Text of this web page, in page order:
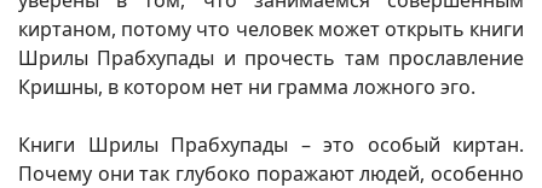
киртаном, потому что человек может открыть книги
Шрилы Прабхупады и прочесть там прославление
Кришны, в котором нет ни грамма ложного эго.
Книги Шрилы Прабхупады – это особый киртан.
Почему они так глубоко поражают людей, особенно